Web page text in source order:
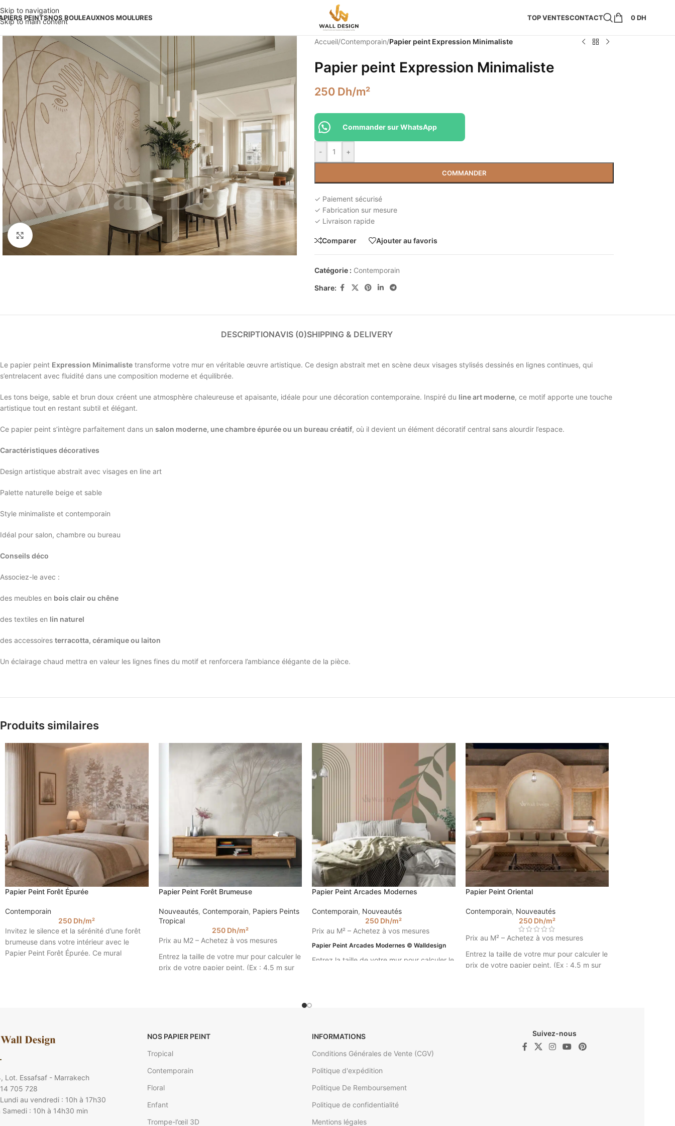
Skip to navigation
Skip to main content
PEINTSNOS ROULEAUXNOS MOULURES TOP VENTESCONTACT 0DH
Accueil/Contemporain/Papier peint Expression Minimaliste
Papier peint Expression Minimaliste
250 Dh/m²
- +
COMMANDER
Commander sur WhatsApp
✓ Paiement sécurisé
✓ Fabrication sur mesure
✓ Livraison rapide
Comparer Ajouter au favoris
Catégorie : Contemporain
Share:
DESCRIPTIONAVIS (0)SHIPPING & DELIVERY
Le papier peint Expression Minimaliste transforme votre mur en véritable œuvre artistique. Ce design abstrait met en scène deux visages stylisés dessinés en lignes continues, qui
s’entrelacent avec fluidité dans une composition moderne et équilibrée.
Les tons beige, sable et brun doux créent une atmosphère chaleureuse et apaisante, idéale pour une décoration contemporaine. Inspiré du line art moderne, ce motif apporte une touche
artistique tout en restant subtil et élégant.
Ce papier peint s’intègre parfaitement dans un salon moderne, une chambre épurée ou un bureau créatif, où il devient un élément décoratif central sans alourdir l’espace.
Caractéristiques décoratives
Design artistique abstrait avec visages en line art
Palette naturelle beige et sable
Style minimaliste et contemporain
Idéal pour salon, chambre ou bureau
Conseils déco
Associez-le avec :
des meubles en bois clair ou chêne
des textiles en lin naturel
des accessoires terracotta, céramique ou laiton
Un éclairage chaud mettra en valeur les lignes fines du motif et renforcera l’ambiance élégante de la pièce.
Produits similaires
Papier Peint Forêt Épurée
Contemporain
250 Dh/m²
Invitez le silence et la sérénité d’une forêt
brumeuse dans votre intérieur avec le
Papier Peint Forêt Épurée. Ce mural
Papier Peint Forêt Brumeuse
Nouveautés, Contemporain, Papiers Peints
Tropical
250 Dh/m²
Prix au M2 – Achetez à vos mesures
Entrez la taille de votre mur pour calculer le
prix de votre papier peint. (Ex : 4.5 m sur
Papier Peint Arcades Modernes
Contemporain, Nouveautés
250 Dh/m²
Prix au M² – Achetez à vos mesures
Papier Peint Arcades Modernes © Walldesign
Entrez la taille de votre mur pour calculer le
Papier Peint Oriental
Contemporain, Nouveautés
250 Dh/m²
Prix au M² – Achetez à vos mesures
Entrez la taille de votre mur pour calculer le
prix de votre papier peint. (Ex : 4.5 m sur
Lot. Essafsaf - Marrakech
705 728
au vendredi : 10h à 17h30
Samedi : 10h à 14h30 min
NOS PAPIER PEINT
Tropical
Contemporain
Floral
Enfant
Trompe-l’œil 3D
INFORMATIONS
Conditions Générales de Vente (CGV)
Politique d'expédition
Politique De Remboursement
Politique de confidentialité
Mentions légales
Suivez-nous